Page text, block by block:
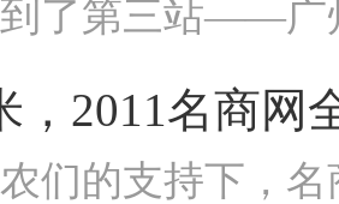
了第三站——广
，2011名商网
们的支持下，